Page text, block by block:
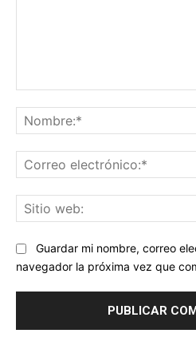
Guardar mi nombre, correo
navegador la próxima vez que